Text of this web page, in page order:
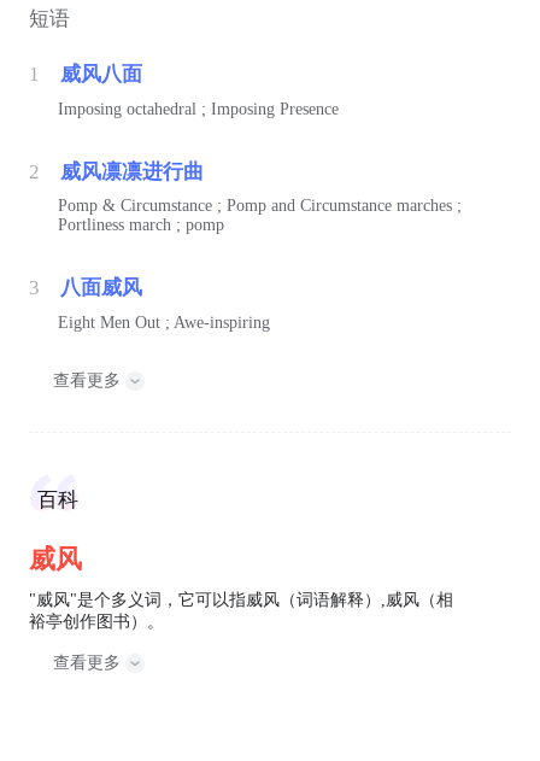
短语
1 威风八面
Imposing octahedral ; Imposing Presence
2 威风凛凛进行曲
Pomp & Circumstance ; Pomp and Circumstance marches ;
Portliness march ; pomp
3 八面威风
Eight Men Out ; Awe-inspiring
查看更多
百科
威风
"威风"是个多义词，它可以指威风（词语解释）,威风（相
裕亭创作图书）。
查看更多